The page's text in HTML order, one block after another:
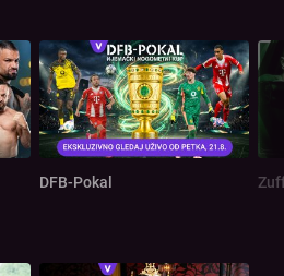
DFB-Pokal